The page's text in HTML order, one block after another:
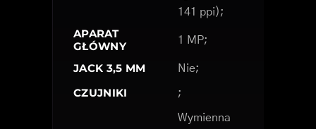
141 ppi);
APARAT
GŁÓWNY
1 MP;
JACK 3,5 MM Nie;
CZUJNIKI ;
Wymienna